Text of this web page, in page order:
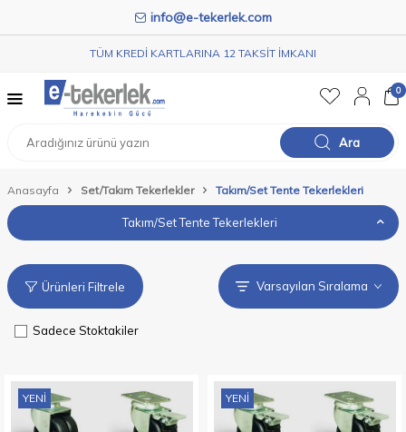
info@e-tekerlek.com
TÜM KREDİ KARTLARINA 12 TAKSİT İMKANI
Ara
0
Anasayfa Set/Takım Tekerlekler Takım/Set Tente Tekerlekleri
Takım/Set Tente Tekerlekleri
Ürünleri Filtrele
Sadece Stoktakiler
YENI YENI